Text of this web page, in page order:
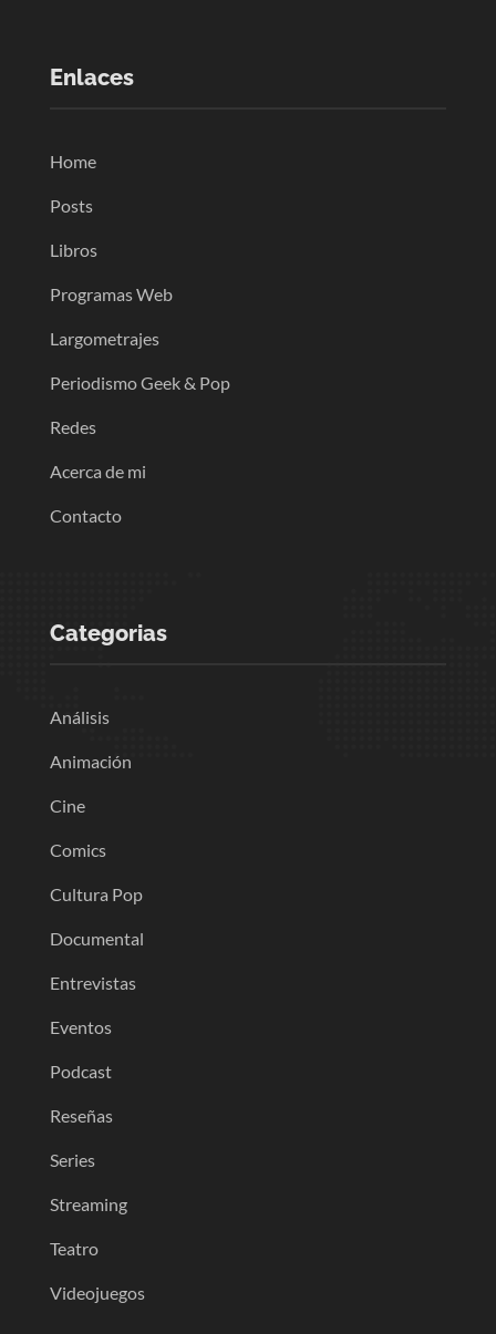
Enlaces
Home
Posts
Libros
Programas Web
Largometrajes
Periodismo Geek & Pop
Redes
Acerca de mi
Contacto
Categorias
Análisis
Animación
Cine
Comics
Cultura Pop
Documental
Entrevistas
Eventos
Podcast
Reseñas
Series
Streaming
Teatro
Videojuegos